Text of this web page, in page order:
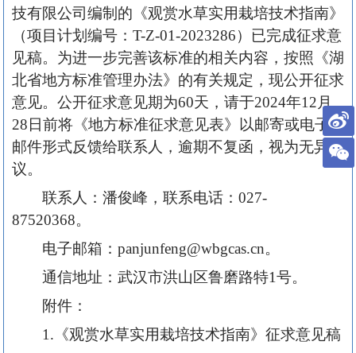
技有限公司编制的《观赏水草实用栽培技术指南》
（项目计划编号：T-Z-01-2023286）已完成征求意
见稿。为进一步完善该标准的相关内容，按照《湖
北省地方标准管理办法》的有关规定，现公开征求
意见。公开征求意见期为60天，请于2024年12月
28日前将《地方标准征求意见表》以邮寄或电子
邮件形式反馈给联系人，逾期不复函，视为无异
议。
联系人：潘俊峰，联系电话：027-
87520368。
电子邮箱：panjunfeng@wbgcas.cn。
通信地址：武汉市洪山区鲁磨路特1号。
附件：
1.《观赏水草实用栽培技术指南》征求意见稿